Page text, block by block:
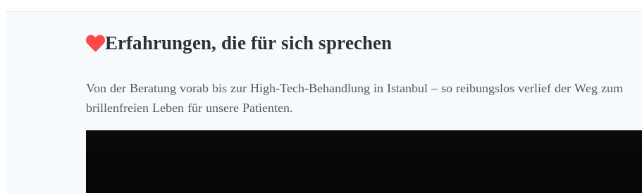
Erfahrungen, die für sich sprechen
Von der Beratung vorab bis zur High-Tech-Behandlung in Istanbul – so reibungslos verlief der Weg zum
brillenfreien Leben für unsere Patienten.